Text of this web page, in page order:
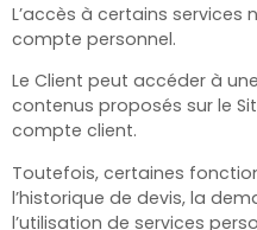
L’accès à certains services
compte personnel.
Le Client peut accéder à
contenus proposés sur le
compte client.
Toutefois, certaines
l’historique de devis, la
l’utilisation de services